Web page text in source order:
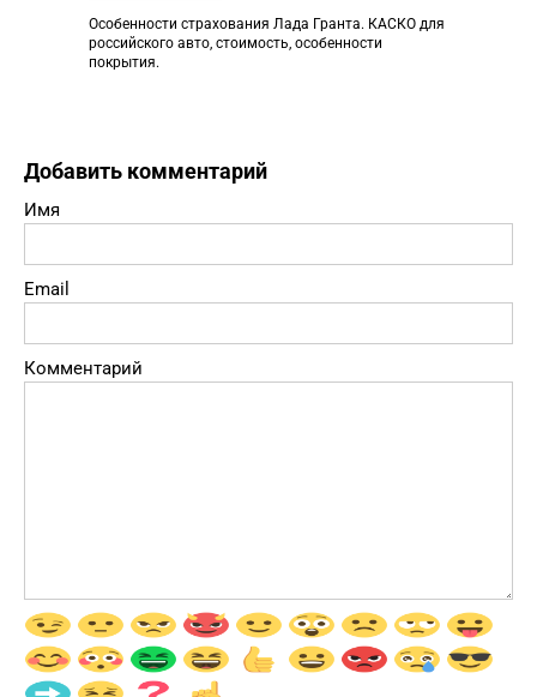
Особенности страхования Лада Гранта. КАСКО для
российского авто, стоимость, особенности
покрытия.
Добавить комментарий
Имя
Email
Комментарий